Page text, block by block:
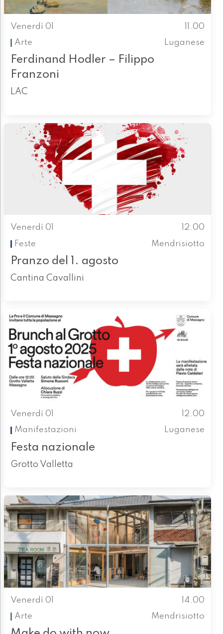
Venerdì 01
11.00
Arte
Luganese
Ferdinand Hodler – Filippo
Franzoni
LAC
Venerdì 01
12.00
Feste
Mendrisiotto
Pranzo del 1. agosto
Cantina Cavallini
Venerdì 01
12.00
Manifestazioni
Luganese
Festa nazionale
Grotto Valletta
Venerdì 01
14.00
Arte
Mendrisiotto